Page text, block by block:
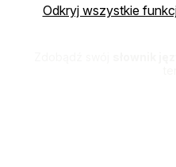
Odkryj wszystkie